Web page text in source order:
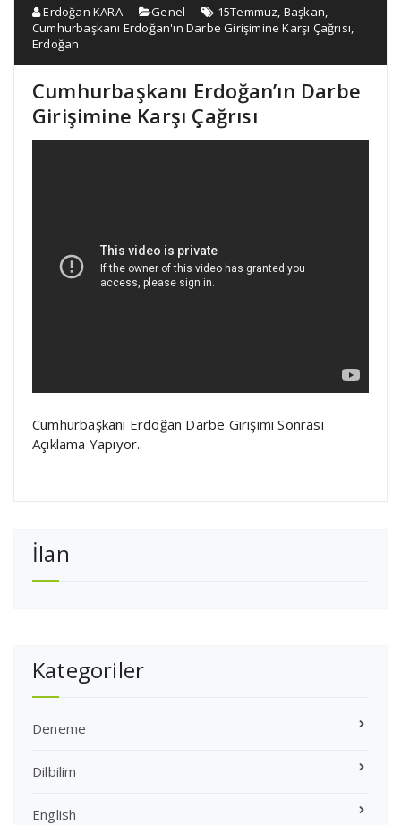
Erdoğan KARA Genel 15Temmuz, Başkan,
Cumhurbaşkanı Erdoğan'ın Darbe Girişimine Karşı Çağrısı,
Erdoğan
Cumhurbaşkanı Erdoğan’ın Darbe
Girişimine Karşı Çağrısı
Cumhurbaşkanı Erdoğan Darbe Girişimi Sonrası
Açıklama Yapıyor..
İlan
Kategoriler
Deneme
Dilbilim
English